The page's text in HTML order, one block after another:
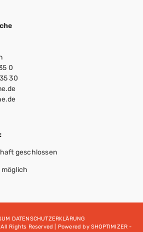
0
30
geschlossen
DATENSCHUTZERKLÄRUNG
Rights Reserved | Powered bySHOPTIMIZER -